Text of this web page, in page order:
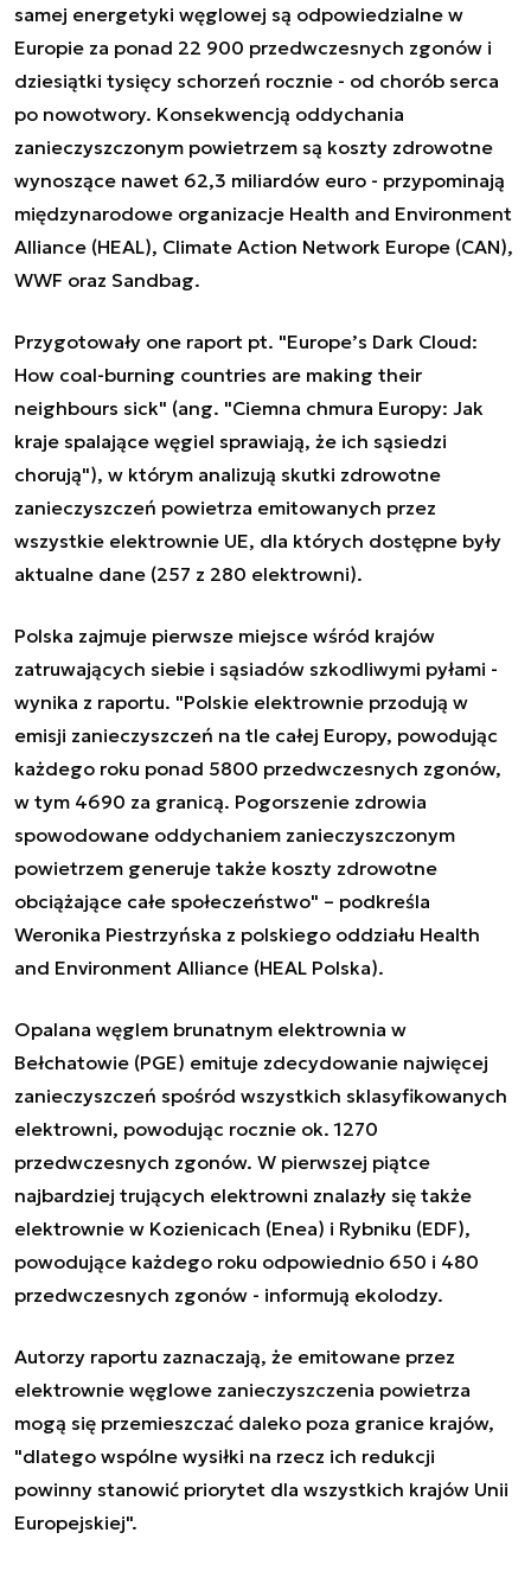
samej energetyki węglowej są odpowiedzialne w
Europie za ponad 22 900 przedwczesnych zgonów i
dziesiątki tysięcy schorzeń rocznie - od chorób serca
po nowotwory. Konsekwencją oddychania
zanieczyszczonym powietrzem są koszty zdrowotne
wynoszące nawet 62,3 miliardów euro - przypominają
międzynarodowe organizacje Health and Environment
Alliance (HEAL), Climate Action Network Europe (CAN),
WWF oraz Sandbag.
Przygotowały one raport pt. "Europe’s Dark Cloud:
How coal-burning countries are making their
neighbours sick" (ang. "Ciemna chmura Europy: Jak
kraje spalające węgiel sprawiają, że ich sąsiedzi
chorują"), w którym analizują skutki zdrowotne
zanieczyszczeń powietrza emitowanych przez
wszystkie elektrownie UE, dla których dostępne były
aktualne dane (257 z 280 elektrowni).
Polska zajmuje pierwsze miejsce wśród krajów
zatruwających siebie i sąsiadów szkodliwymi pyłami -
wynika z raportu. "Polskie elektrownie przodują w
emisji zanieczyszczeń na tle całej Europy, powodując
każdego roku ponad 5800 przedwczesnych zgonów,
w tym 4690 za granicą. Pogorszenie zdrowia
spowodowane oddychaniem zanieczyszczonym
powietrzem generuje także koszty zdrowotne
obciążające całe społeczeństwo" – podkreśla
Weronika Piestrzyńska z polskiego oddziału Health
and Environment Alliance (HEAL Polska).
Opalana węglem brunatnym elektrownia w
Bełchatowie (PGE) emituje zdecydowanie najwięcej
zanieczyszczeń spośród wszystkich sklasyfikowanych
elektrowni, powodując rocznie ok. 1270
przedwczesnych zgonów. W pierwszej piątce
najbardziej trujących elektrowni znalazły się także
elektrownie w Kozienicach (Enea) i Rybniku (EDF),
powodujące każdego roku odpowiednio 650 i 480
przedwczesnych zgonów - informują ekolodzy.
Autorzy raportu zaznaczają, że emitowane przez
elektrownie węglowe zanieczyszczenia powietrza
mogą się przemieszczać daleko poza granice krajów,
"dlatego wspólne wysiłki na rzecz ich redukcji
powinny stanowić priorytet dla wszystkich krajów Unii
Europejskiej".